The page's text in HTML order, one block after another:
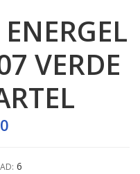
VERDE
6